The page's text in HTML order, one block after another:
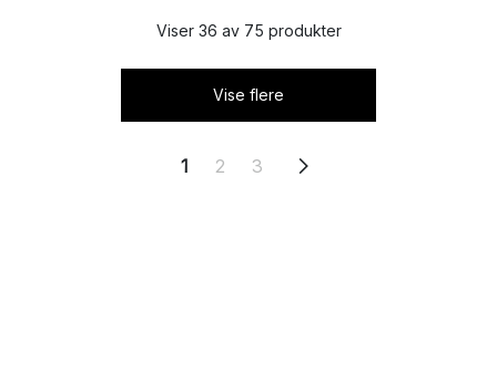
Viser 36 av 75 produkter
Vise flere
1 2 3